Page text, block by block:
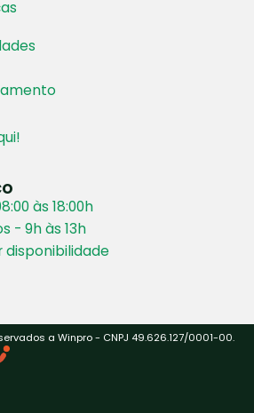
às 18:00h
- 9h às 13h
disponibilidade
a Winpro - CNPJ 49.626.127/0001-00.